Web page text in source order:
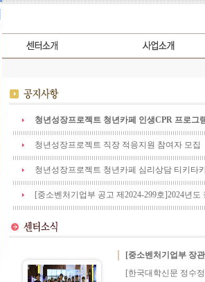
청년성장프로젝트 청년카페 인생CPR 프로그
청년성장프로젝트 직장 적응지원 참여자 모집
청년성장프로젝트 청년카페 심리상담 티키타
[중소벤처기업부 공고 제2024-299호]2024년도
[중소벤처기업부 장
[한국대학신문 정수